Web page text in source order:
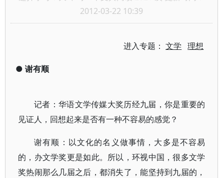
2012-03-22 10:39
进入专题：文学 理想
● 谢有顺
记者：华语文学传媒大奖历经九届，你是重要的
见证人，回想起来是否有一种不容易的感觉？
谢有顺：以文化的名义做事情，大多是不容易
的，办文学奖更是如此。所以，环视中国，很多文学
奖热闹那么几届之后，都消失了，能坚持到九届的，